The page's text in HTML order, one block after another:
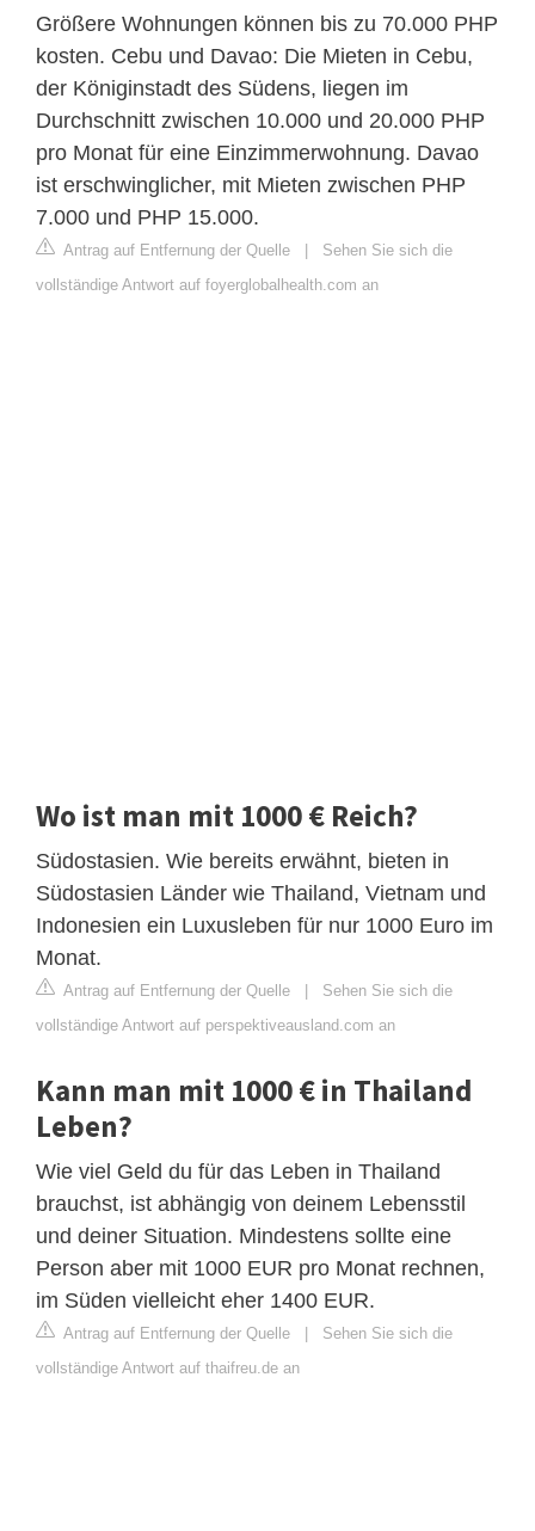
Größere Wohnungen können bis zu 70.000 PHP
kosten. Cebu und Davao: Die Mieten in Cebu,
der Königinstadt des Südens, liegen im
Durchschnitt zwischen 10.000 und 20.000 PHP
pro Monat für eine Einzimmerwohnung. Davao
ist erschwinglicher, mit Mieten zwischen PHP
7.000 und PHP 15.000.
Antrag auf Entfernung der Quelle
Sehen Sie sich die
vollständige Antwort auf foyerglobalhealth.com an
Wo ist man mit 1000 € Reich?
Südostasien. Wie bereits erwähnt, bieten in
Südostasien Länder wie Thailand, Vietnam und
Indonesien ein Luxusleben für nur 1000 Euro im
Monat.
Antrag auf Entfernung der Quelle
Sehen Sie sich die
vollständige Antwort auf perspektiveausland.com an
Kann man mit 1000 € in Thailand
Leben?
Wie viel Geld du für das Leben in Thailand
brauchst, ist abhängig von deinem Lebensstil
und deiner Situation. Mindestens sollte eine
Person aber mit 1000 EUR pro Monat rechnen,
im Süden vielleicht eher 1400 EUR.
Antrag auf Entfernung der Quelle
Sehen Sie sich die
vollständige Antwort auf thaifreu.de an